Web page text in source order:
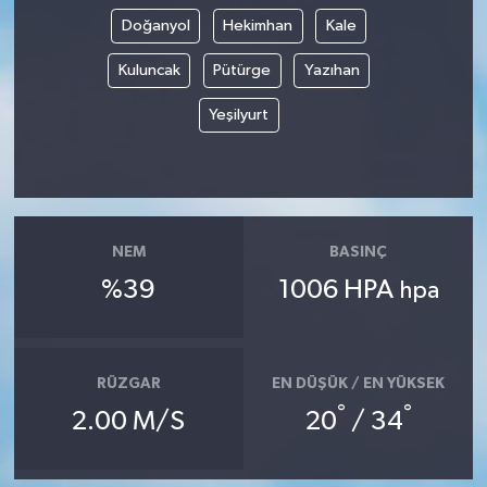
Doğanyol Hekimhan Kale
Kuluncak Pütürge Yazıhan
Yeşilyurt
NEM
%39
BASINÇ
1006 HPA hpa
RÜZGAR
2.00 M/S
EN DÜŞÜK / EN YÜKSEK
20° / 34°
TÜRKİYE